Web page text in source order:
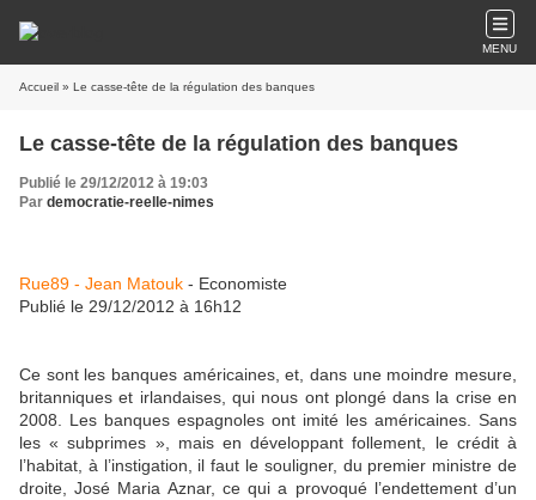
MENU
Accueil » Le casse-tête de la régulation des banques
Le casse-tête de la régulation des banques
Publié le 29/12/2012 à 19:03
Par democratie-reelle-nimes
Rue89 - Jean Matouk - Economiste
Publié le 29/12/2012 à 16h12
Ce sont les banques américaines, et, dans une moindre mesure,
britanniques et irlandaises, qui nous ont plongé dans la crise en
2008. Les banques espagnoles ont imité les américaines. Sans
les « subprimes », mais en développant follement, le crédit à
l’habitat, à l’instigation, il faut le souligner, du premier ministre de
droite, José Maria Aznar, ce qui a provoqué l’endettement d’un